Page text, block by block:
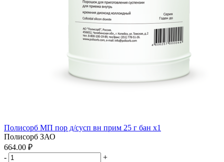
Полисорб МП пор д/сусп вн прим 25 г бан x1
Полисорб ЗАО
664.00 ₽
-
+